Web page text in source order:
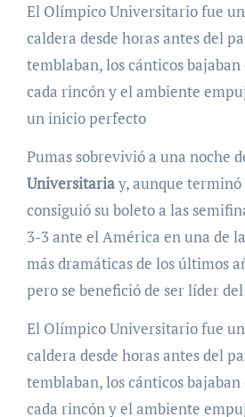
El Olímpico Universitario fue una auténtica
caldera desde horas antes del
temblaban, los cánticos bajaban
cada rincón y el ambiente
un inicio perfecto
Pumas sobrevivió a una noche
Universitariay, aunque terminó
consiguió su boleto a las
3-3 ante el América en una de
más dramáticas de los últimos
pero se benefició de ser líder
El Olímpico Universitario fue
caldera desde horas antes del
temblaban, los cánticos bajaban
cada rincón y el ambiente